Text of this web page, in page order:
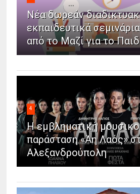
Νέα δωρεάν
εκπαιδευτικά
από το Μαζί για το
4
Η εμβληματική
παράσταση «Άη Λαός»
Αλεξανδρούπολη